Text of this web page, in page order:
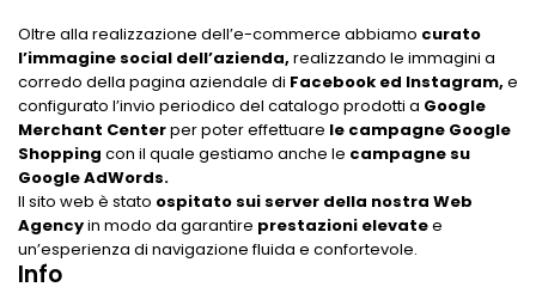
Oltre alla realizzazione dell’e-commerce abbiamo curato
l’immagine social dell’azienda, realizzando le immagini a
corredo della pagina aziendale di Facebook ed Instagram, e
configurato l’invio periodico del catalogo prodotti a Google
Merchant Centerper poter effettuare le campagne Google
Shopping con il quale gestiamo anche le campagne su
Google AdWords.
Il sito web è stato ospitato sui server della nostra Web
Agencyin modo da garantire prestazioni elevatee
un’esperienza di navigazione fluida e confortevole.
Info